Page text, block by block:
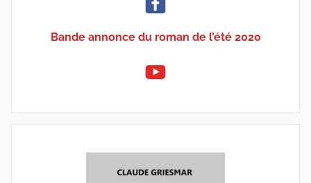
Bande annonce du roman de l’été 2020